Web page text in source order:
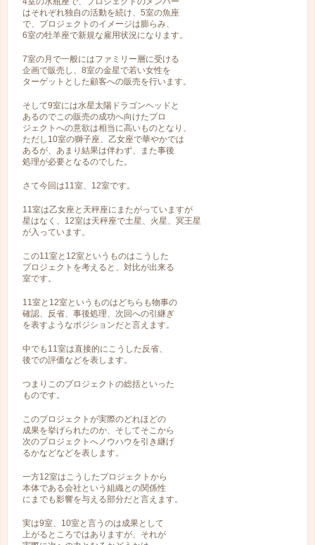
はそれぞれ独自の活動を続け、5室の魚座
で、プロジェクトのイメージは膨らみ、
6室の牡羊座で新規な雇用状況になります。
7室の月で一般にはファミリー層に受ける
企画で販売し、8室の金星で若い女性を
ターゲットとした顧客への販売を行います。
そして9室には水星太陽ドラゴンヘッドと
あるのでこの販売の成功へ向けたプロ
ジェクトへの意欲は相当に高いものとなり、
ただし10室の獅子座、乙女座で華やかでは
あるが、あまり結果は伴わず、また事後
処理が必要となるのでした。
さて今回は11室、12室です。
11室は乙女座と天秤座にまたがっていますが
星はなく、12室は天秤座で土星、火星、冥王星
が入っています。
この11室と12室というものはこうした
プロジェクトを考えると、対比が出来る
室です。
11室と12室というものはどちらも物事の
確認、反省、事後処理、次回への引継ぎ
を表すようなポジションだと言えます。
中でも11室は直接的にこうした反省、
後での評価などを表します。
つまりこのプロジェクトの総括といった
ものです。
このプロジェクトが実際のどれほどの
成果を挙げられたのか、そしてそこから
次のプロジェクトへノウハウを引き継げ
るかなどなどを表します。
一方12室はこうしたプロジェクトから
本体である会社という組織との関係性
にまでも影響を与える部分だと言えます。
実は9室、10室と言うのは成果として
上がるところではありますが、それが